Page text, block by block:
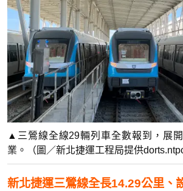
▲三鶯線全線29輛列車全數報到，展
業。（圖／新北捷運工程局提供
新北捷運三鶯線全長14.29公里、